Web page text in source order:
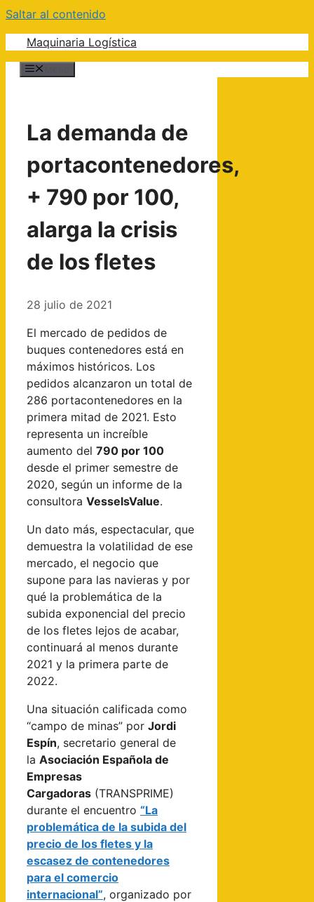
Saltar al contenido
Maquinaria Logística
La demanda de
portacontenedores,
+ 790 por 100,
alarga la crisis
de los fletes
28 julio de 2021
El mercado de pedidos de
buques contenedores está en
máximos históricos. Los
pedidos alcanzaron un total de
286 portacontenedores en la
primera mitad de 2021. Esto
representa un increíble
aumento del 790 por 100
desde el primer semestre de
2020, según un informe de la
consultora VesselsValue.
Un dato más, espectacular, que
demuestra la volatilidad de ese
mercado, el negocio que
supone para las navieras y por
qué la problemática de la
subida exponencial del precio
de los fletes lejos de acabar,
continuará al menos durante
2021 y la primera parte de
2022.
Una situación calificada como
“campo de minas” por Jordi
Espín, secretario general de
la Asociación Española de
Empresas
Cargadoras (TRANSPRIME)
durante el encuentro “La
problemática de la subida del
precio de los fletes y la
escasez de contenedores
para el comercio
internacional”, organizado por